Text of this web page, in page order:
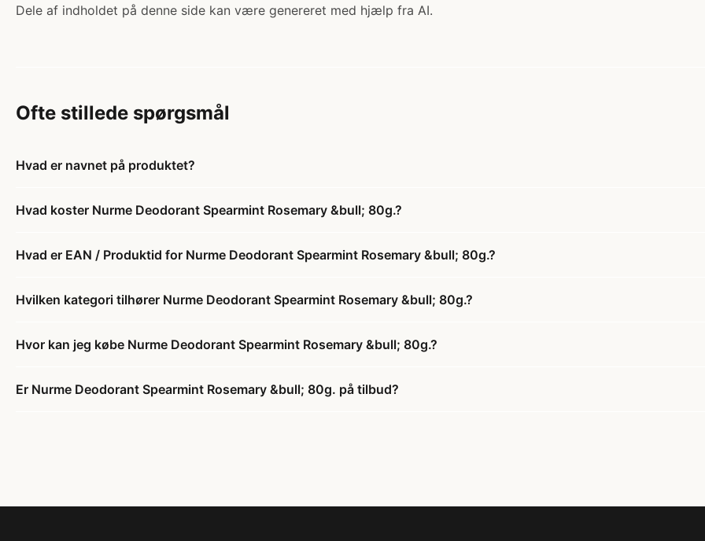
Dele af indholdet på denne side kan være genereret med hjælp fra AI.
Ofte stillede spørgsmål
Hvad er navnet på produktet?
Hvad koster Nurme Deodorant Spearmint Rosemary &bull; 80g.?
Hvad er EAN / Produktid for Nurme Deodorant Spearmint Rosemary &bull; 80g.?
Hvilken kategori tilhører Nurme Deodorant Spearmint Rosemary &bull; 80g.?
Hvor kan jeg købe Nurme Deodorant Spearmint Rosemary &bull; 80g.?
Er Nurme Deodorant Spearmint Rosemary &bull; 80g. på tilbud?